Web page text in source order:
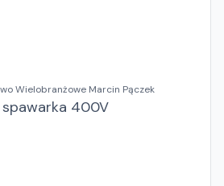
Wielobranżowe Marcin Pączek
400V